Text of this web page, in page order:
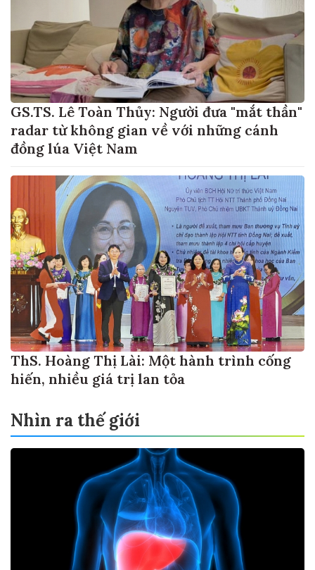
GS.TS. Lê Toàn Thủy: Người đưa "mắt thần"
radar từ không gian về với những cánh
đồng lúa Việt Nam
ThS. Hoàng Thị Lài: Một hành trình cống
hiến, nhiều giá trị lan tỏa
Nhìn ra thế giới